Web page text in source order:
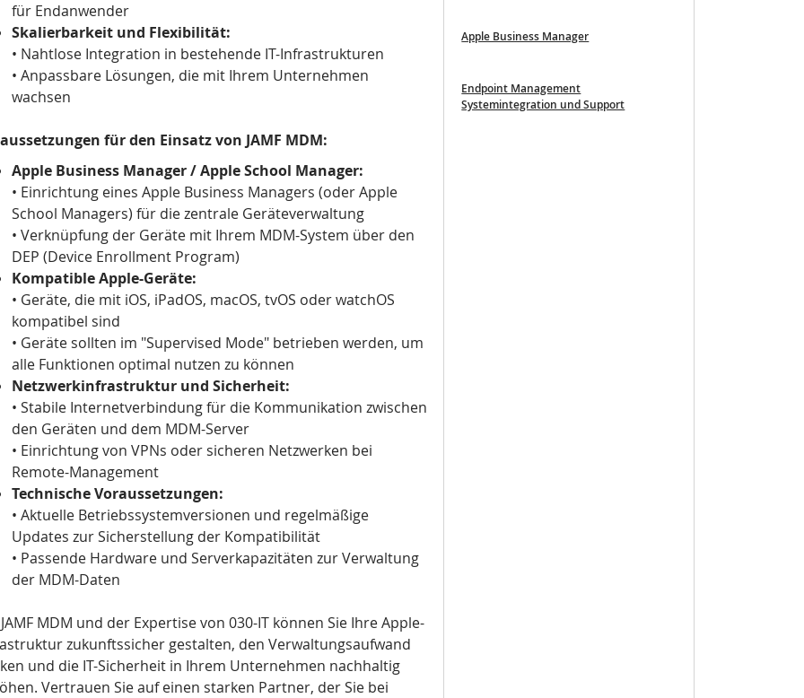
für Endanwender
Skalierbarkeit und Flexibilität:
• Nahtlose Integration in bestehende IT-Infrastrukturen
• Anpassbare Lösungen, die mit Ihrem Unternehmen
wachsen
für den Einsatz von JAMF MDM:
Apple Business Manager / Apple School Manager:
• Einrichtung eines Apple Business Managers (oder Apple
School Managers) für die zentrale Geräteverwaltung
• Verknüpfung der Geräte mit Ihrem MDM-System über den
DEP (Device Enrollment Program)
Kompatible Apple-Geräte:
• Geräte, die mit iOS, iPadOS, macOS, tvOS oder watchOS
kompatibel sind
• Geräte sollten im "Supervised Mode" betrieben werden, um
alle Funktionen optimal nutzen zu können
Netzwerkinfrastruktur und Sicherheit:
• Stabile Internetverbindung für die Kommunikation zwischen
den Geräten und dem MDM-Server
• Einrichtung von VPNs oder sicheren Netzwerken bei
Remote-Management
Technische Voraussetzungen:
• Aktuelle Betriebssystemversionen und regelmäßige
Updates zur Sicherstellung der Kompatibilität
• Passende Hardware und Serverkapazitäten zur Verwaltung
der MDM-Daten
MDM und der Expertise von 030-IT können Sie Ihre Apple-
zukunftssicher gestalten, den Verwaltungsaufwand
und die IT-Sicherheit in Ihrem Unternehmen nachhaltig
Vertrauen Sie auf einen starken Partner, der Sie bei
Apple Business Manager
Endpoint Management
Systemintegration und Support